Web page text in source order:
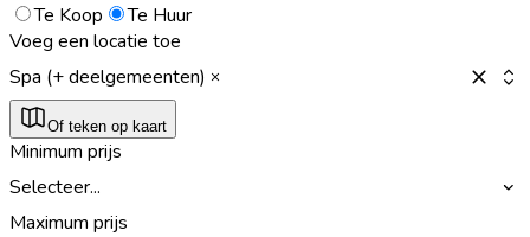
Te Koop
Te Huur
Voeg een locatie toe
Spa (+ deelgemeenten)
Of teken op kaart
Minimum prijs
Selecteer...
Maximum prijs